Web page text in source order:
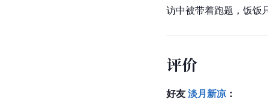
访中被带着跑题，饭饭
评价
好友 淡月新凉 ：